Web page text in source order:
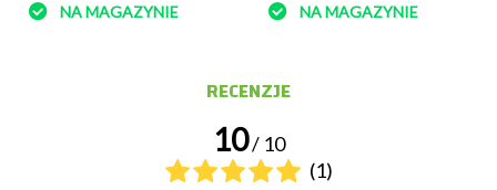
NA MAGAZYNIE NA MAGAZYNIE
RECENZJE
10/ 10
(1)